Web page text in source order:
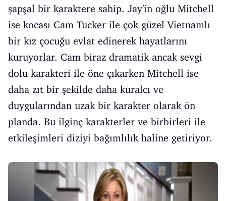
şapşal bir karaktere sahip. Jay'in oğlu Mitchell
ise kocası Cam Tucker ile çok güzel Vietnamlı
bir kız çocuğu evlat edinerek hayatlarını
kuruyorlar. Cam biraz dramatik ancak sevgi
dolu karakteri ile öne çıkarken Mitchell ise
daha zıt bir şekilde daha kuralcı ve
duygularından uzak bir karakter olarak ön
planda. Bu ilginç karakterler ve birbirleri ile
etkileşimleri diziyi bağımlılık haline getiriyor.